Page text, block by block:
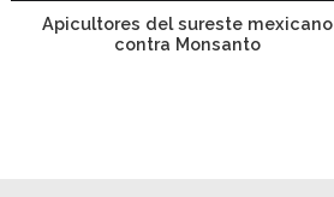
Apicultores del sureste mexicano
contra Monsanto